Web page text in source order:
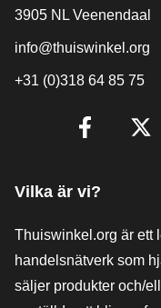
3905 NL Veenendaal
info@thuiswinkel.org
+31 (0)318 64 85 75
Vilka är vi?
Thuiswinkel.org är ett
handelsnätverk som
säljer produkter och/